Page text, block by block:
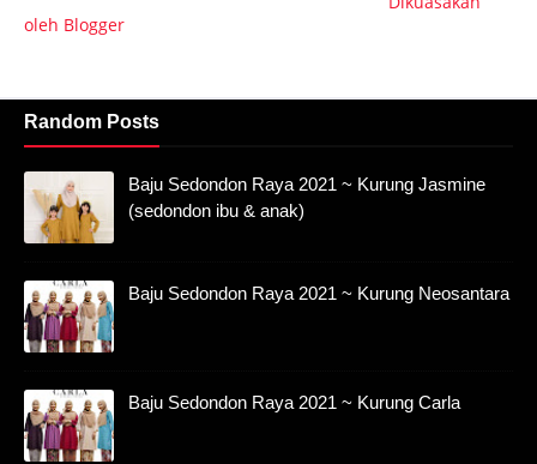
oleh Blogger
Random Posts
Baju Sedondon Raya 2021 ~ Kurung Jasmine
(sedondon ibu & anak)
Baju Sedondon Raya 2021 ~ Kurung Neosantara
Baju Sedondon Raya 2021 ~ Kurung Carla